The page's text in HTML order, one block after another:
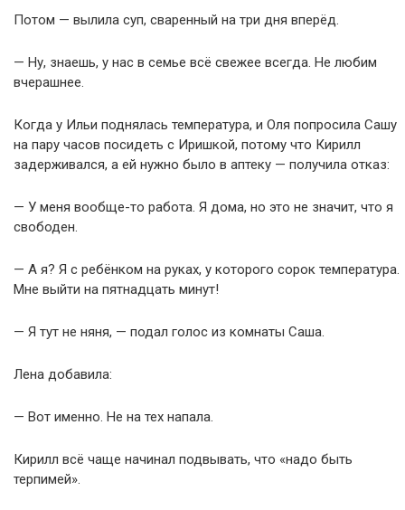
Потом — вылила суп, сваренный на три дня вперёд.
— Ну, знаешь, у нас в семье всё свежее всегда. Не любим
вчерашнее.
Когда у Ильи поднялась температура, и Оля попросила Сашу
на пару часов посидеть с Иришкой, потому что Кирилл
задерживался, а ей нужно было в аптеку — получила отказ:
— У меня вообще-то работа. Я дома, но это не значит, что я
свободен.
— А я? Я с ребёнком на руках, у которого сорок температура.
Мне выйти на пятнадцать минут!
— Я тут не няня, — подал голос из комнаты Саша.
Лена добавила:
— Вот именно. Не на тех напала.
Кирилл всё чаще начинал подвывать, что «надо быть
терпимей».